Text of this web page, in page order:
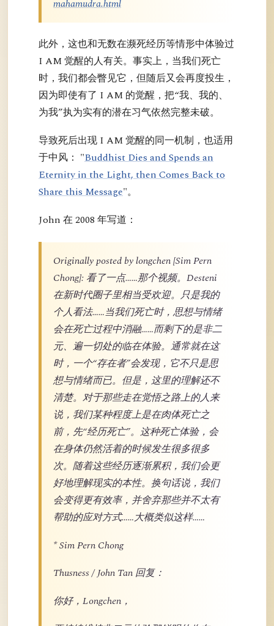
mahamudra.html
此外，这也和无数在濒死经历等情形中体验过
I AM 觉醒的人有关。事实上，当我们死亡
时，我们都会瞥见它，但随后又会再度投生，
因为即使有了 I AM 的觉醒，把“我、我的、
为我”执为实有的潜在习气依然完整未破。
导致死后出现 I AM 觉醒的同一机制，也适用
于中风： "Buddhist Dies and Spends an
Eternity in the Light, then Comes Back to
Share this Message"。
John 在 2008 年写道：
Originally posted by longchen [Sim Pern
Chong]: 看了一点……那个视频。Desteni
在新时代圈子里相当受欢迎。只是我的
个人看法……当我们死亡时，思想与情绪
会在死亡过程中消融……而剩下的是非二
元、遍一切处的临在体验。通常就在这
时，一个“存在者”会发现，它不只是思
想与情绪而已。但是，这里的理解还不
清楚。对于那些走在觉悟之路上的人来
说，我们某种程度上是在肉体死亡之
前，先“经历死亡”。这种死亡体验，会
在身体仍然活着的时候发生很多很多
次。随着这些经历逐渐累积，我们会更
好地理解现实的本性。换句话说，我们
会变得更有效率，并舍弃那些并不太有
帮助的应对方式……大概类似这样……
* Sim Pern Chong
Thusness / John Tan 回复：
你好，Longchen，